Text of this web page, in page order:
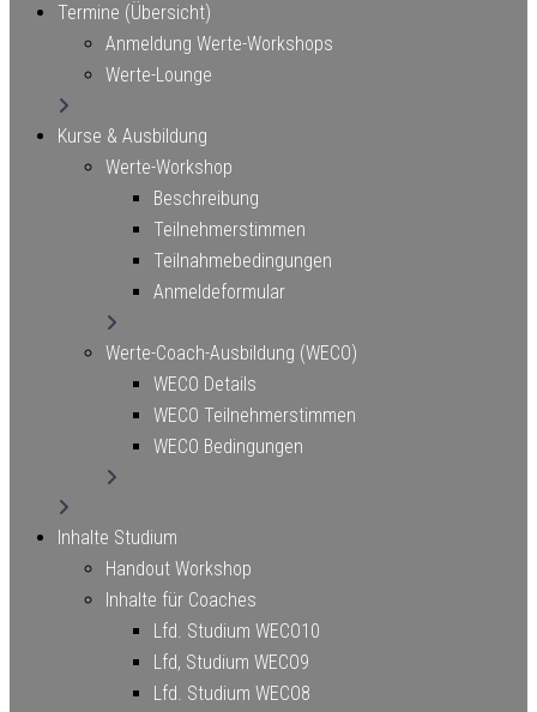
Termine (Übersicht)
Anmeldung Werte-Workshops
Werte-Lounge
Kurse & Ausbildung
Werte-Workshop
Beschreibung
Teilnehmerstimmen
Teilnahmebedingungen
Anmeldeformular
Werte-Coach-Ausbildung (WECO)
WECO Details
WECO Teilnehmerstimmen
WECO Bedingungen
Inhalte Studium
Handout Workshop
Inhalte für Coaches
Lfd. Studium WECO10
Lfd, Studium WECO9
Lfd. Studium WECO8